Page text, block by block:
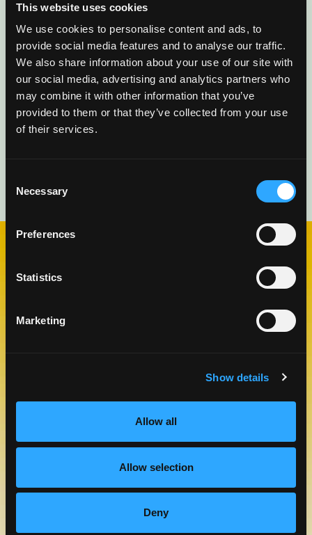
This website uses cookies
We use cookies to personalise content and ads, to
provide social media features and to analyse our traffic.
We also share information about your use of our site with
our social media, advertising and analytics partners who
may combine it with other information that you’ve
provided to them or that they’ve collected from your use
of their services.
Selection
Necessary
Preferences
Statistics
Marketing
Show details
Allow all
Allow selection
Deny
delivered directly to you.
BLOG DE MANGO
PLANTAS CON SABOR MEXICANO